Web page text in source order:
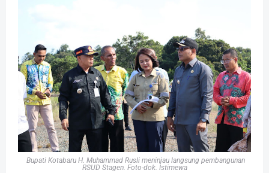
Bupati Kotabaru H. Muhammad Rusli meninjau langsung pembangunan
RSUD Stagen. Foto-dok. Istimewa